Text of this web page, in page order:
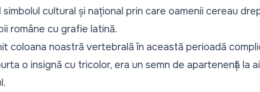
cultural și național prin care oamenii cereau
române cu grafie latină.
coloana noastră vertebrală în această perioadă
o insignă cu tricolor, era un semn de apartenență la